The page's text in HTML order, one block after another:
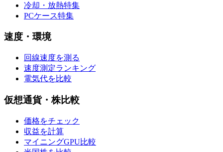
冷却・放熱特集
PCケース特集
速度・環境
回線速度を測る
速度測定ランキング
電気代を比較
仮想通貨・株比較
価格をチェック
収益を計算
マイニングGPU比較